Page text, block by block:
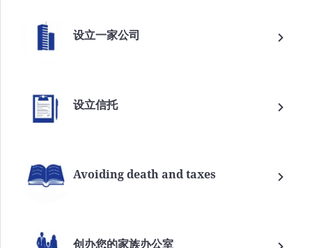
设立一家公司
设立信托
Avoiding death and taxes
创办您的家族办公室